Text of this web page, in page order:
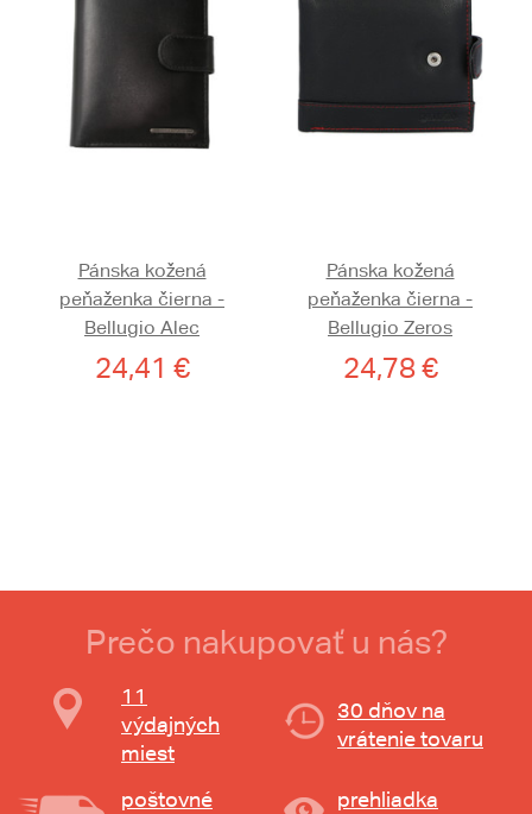
Pánska kožená
peňaženka čierna -
Bellugio Alec
24,41 €
Pánska kožená
peňaženka čierna -
Bellugio Zeros
24,78 €
Prečo nakupovať u nás?
11
výdajných
miest
30 dňov na
vrátenie tovaru
poštovné prehliadka